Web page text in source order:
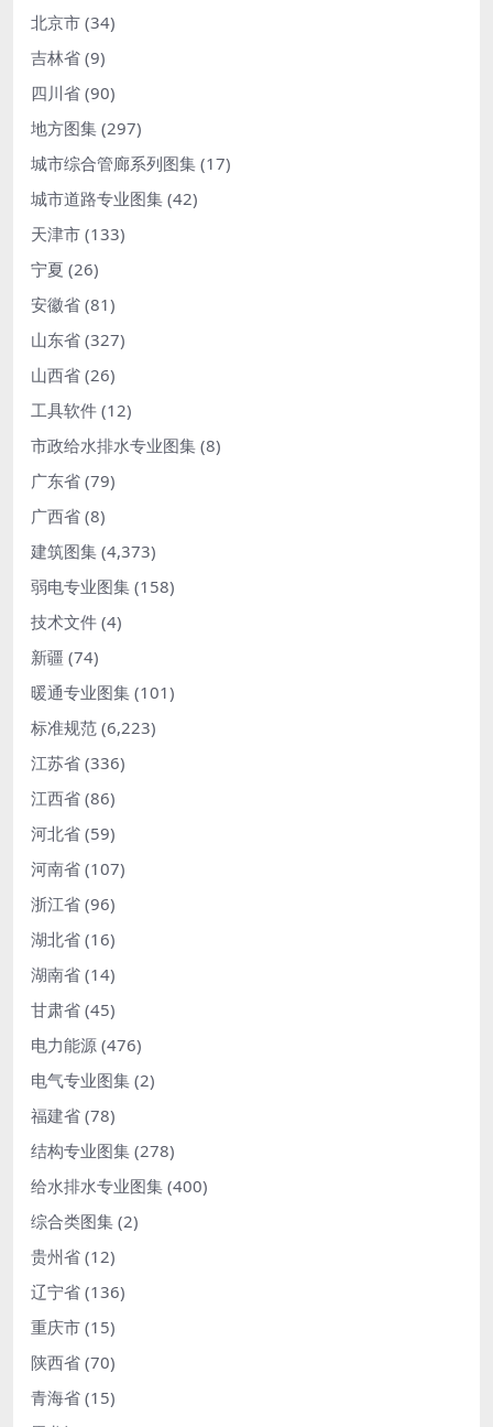
北京市 (34)
吉林省 (9)
四川省 (90)
地方图集 (297)
城市综合管廊系列图集 (17)
城市道路专业图集 (42)
天津市 (133)
宁夏 (26)
安徽省 (81)
山东省 (327)
山西省 (26)
工具软件 (12)
市政给水排水专业图集 (8)
广东省 (79)
广西省 (8)
建筑图集 (4,373)
弱电专业图集 (158)
技术文件 (4)
新疆 (74)
暖通专业图集 (101)
标准规范 (6,223)
江苏省 (336)
江西省 (86)
河北省 (59)
河南省 (107)
浙江省 (96)
湖北省 (16)
湖南省 (14)
甘肃省 (45)
电力能源 (476)
电气专业图集 (2)
福建省 (78)
结构专业图集 (278)
给水排水专业图集 (400)
综合类图集 (2)
贵州省 (12)
辽宁省 (136)
重庆市 (15)
陕西省 (70)
青海省 (15)